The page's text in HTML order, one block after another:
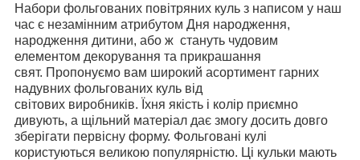
Набори фольгованих повітряних куль з написом у наш
час є незамінним атрибутом Дня народження,
народження дитини, або ж стануть чудовим
елементом декорування та прикрашання
свят. Пропонуємо вам широкий асортимент гарних
надувних фольгованих куль від
світових виробників. Їхня якість і колір приємно
дивують, а щільний матеріал дає змогу досить довго
зберігати первісну форму. Фольговані кулі
користуються великою популярністю. Ці кульки мають